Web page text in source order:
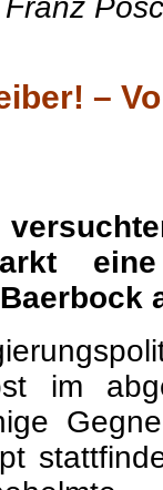
eine
im
einige